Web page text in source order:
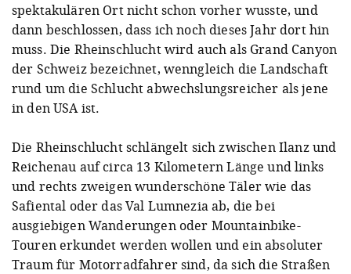
spektakulären Ort nicht schon vorher wusste, und
dann beschlossen, dass ich noch dieses Jahr dort hin
muss. Die Rheinschlucht wird auch als Grand Canyon
der Schweiz bezeichnet, wenngleich die Landschaft
rund um die Schlucht abwechslungsreicher als jene
in den USA ist.
Die Rheinschlucht schlängelt sich zwischen Ilanz und
Reichenau auf circa 13 Kilometern Länge und links
und rechts zweigen wunderschöne Täler wie das
Safiental oder das Val Lumnezia ab, die bei
ausgiebigen Wanderungen oder Mountainbike-
Touren erkundet werden wollen und ein absoluter
Traum für Motorradfahrer sind, da sich die Straßen